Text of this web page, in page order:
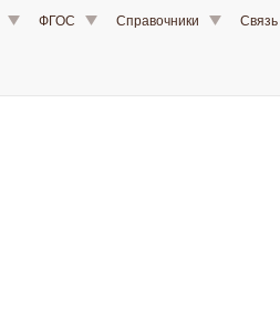
ФГОС Справочники Связь